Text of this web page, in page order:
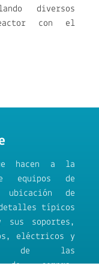
diversos
con el
hacen a la
equipos de
ubicación de
típicos
sus soportes,
eléctricos y
de las
de compra,